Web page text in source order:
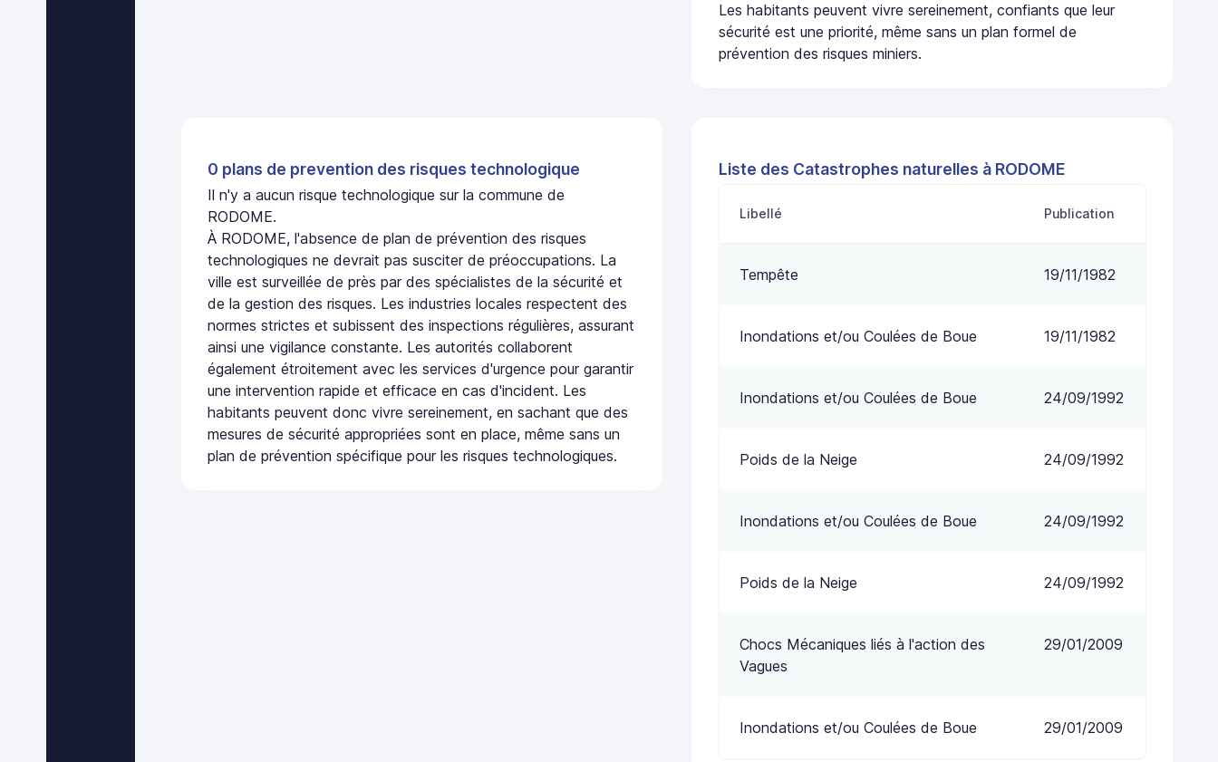
Les habitants peuvent vivre sereinement, confiants que leur
sécurité est une priorité, même sans un plan formel de
prévention des risques miniers.
0 plans de prevention des risques technologique
Il n'y a aucun risque technologique sur la commune de
RODOME.
À RODOME, l'absence de plan de prévention des risques
technologiques ne devrait pas susciter de préoccupations. La
ville est surveillée de près par des spécialistes de la sécurité et
de la gestion des risques. Les industries locales respectent des
normes strictes et subissent des inspections régulières, assurant
ainsi une vigilance constante. Les autorités collaborent
également étroitement avec les services d'urgence pour garantir
une intervention rapide et efficace en cas d'incident. Les
habitants peuvent donc vivre sereinement, en sachant que des
mesures de sécurité appropriées sont en place, même sans un
plan de prévention spécifique pour les risques technologiques.
Liste des Catastrophes naturelles à RODOME
Libellé Publication
Tempête 19/11/1982
Inondations et/ou Coulées de Boue 19/11/1982
Inondations et/ou Coulées de Boue 24/09/1992
Poids de la Neige 24/09/1992
Inondations et/ou Coulées de Boue 24/09/1992
Poids de la Neige 24/09/1992
Chocs Mécaniques liés à l'action des
Vagues
29/01/2009
Inondations et/ou Coulées de Boue 29/01/2009